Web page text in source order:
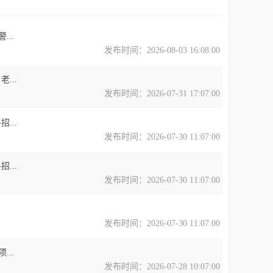
...
发布时间：2026-08-03 16:08:00
...
发布时间：2026-07-31 17:07:00
...
发布时间：2026-07-30 11:07:00
...
发布时间：2026-07-30 11:07:00
发布时间：2026-07-30 11:07:00
...
发布时间：2026-07-28 10:07:00